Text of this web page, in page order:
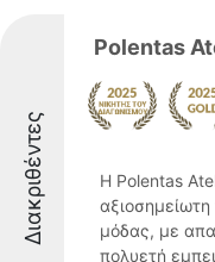
Διακριθέντες
Polentas
Η Polentas
μόδας, με
πολυετή